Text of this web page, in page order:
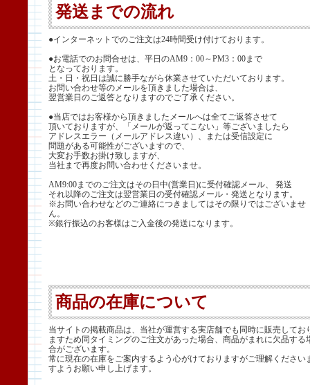
発送までの流れ
●インターネットでのご注文は24時間受け付けております。
●お電話でのお問合せは、平日のAM9：00～PM3：00まで
となっております。
土・日・祝日は誠に勝手ながら休業させていただいております。
お問い合わせ等のメールを頂きました場合は、
翌営業日のご返答となりますのでご了承ください。
●当店ではお客様から頂きましたメールへは全てご返答させて
頂いておりますが、「メールが返ってこない」等ございましたら
アドレスエラー（メールアドレス違い）、または受信設定に
問題がある可能性がございますので、
大変お手数お掛け致しますが、
当社まで再度お問い合わせくださいませ。
AM9:00までのご注文はその日中(営業日)に受付確認メール、 発送
それ以降のご注文は翌営業日の受付確認メール・発送となります。
※お問い合わせなどのご連絡につきましてはその限りではございませ
ん。
※銀行振込のお客様はご入金後の発送になります。
商品の在庫について
当サイトの掲載商品は、当社が運営する実店舗でも同時に販売してお
ますため同タイミングのご注文があった場合、商品がまれに欠品する
合がございます。
常に現在の在庫をご案内するよう心がけておりますがご理解ください
すようお願い申し上げます。